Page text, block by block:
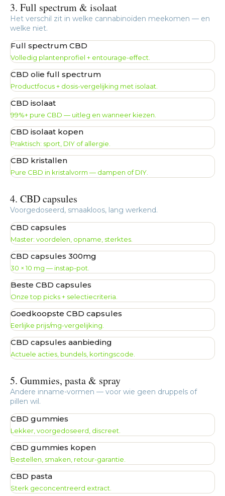
3. Full spectrum & isolaat
Het verschil zit in welke cannabinoïden meekomen — en
welke niet.
Full spectrum CBD
Volledig plantenprofiel + entourage-effect.
CBD olie full spectrum
Productfocus + dosis-vergelijking met isolaat.
CBD isolaat
99%+ pure CBD — uitleg en wanneer kiezen.
CBD isolaat kopen
Praktisch: sport, DIY of allergie.
CBD kristallen
Pure CBD in kristalvorm — dampen of DIY.
4. CBD capsules
Voorgedoseerd, smaakloos, lang werkend.
CBD capsules
Master: voordelen, opname, sterktes.
CBD capsules 300mg
30 × 10 mg — instap-pot.
Beste CBD capsules
Onze top picks + selectiecriteria.
Goedkoopste CBD capsules
Eerlijke prijs/mg-vergelijking.
CBD capsules aanbieding
Actuele acties, bundels, kortingscode.
5. Gummies, pasta & spray
Andere inname-vormen — voor wie geen druppels of
pillen wil.
CBD gummies
Lekker, voorgedoseerd, discreet.
CBD gummies kopen
Bestellen, smaken, retour-garantie.
CBD pasta
Sterk geconcentreerd extract.